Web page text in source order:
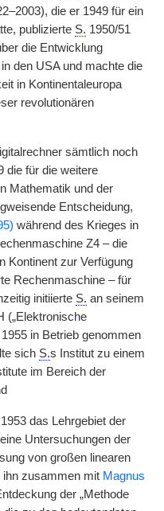
die er 1949 für ein
publizierte S. 1950/51
die Entwicklung
den USA und machte die
in Kontinentaleuropa
revolutionären
sämtlich noch
die für die weitere
Mathematik und der
Entscheidung,
während des Krieges in
Z4 – die
Kontinent zur Verfügung
Rechenmaschine – für
initiierte S. an seinem
(„Elektronische
1955 in Betrieb genommen
sich S.s Institut zu einem
im Bereich der
das Lehrgebiet der
Untersuchungen der
von großen linearen
zusammen mit Magnus
der „Methode